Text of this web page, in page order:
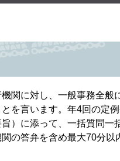
関に対し、一般事務全
を言います。年4回の定
）に添って、一括質問
の答弁を含め最大70分以